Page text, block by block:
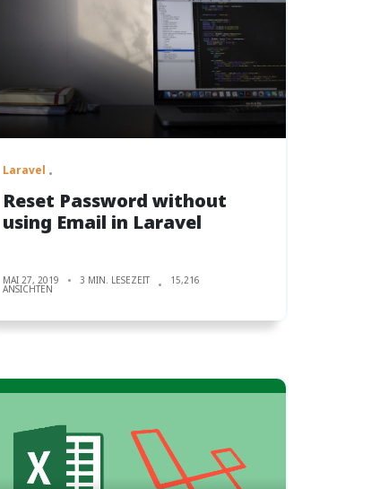
Laravel
Reset Password without
using Email in Laravel
MAI 27, 2019 3 MIN. LESEZEIT 15,216
ANSICHTEN